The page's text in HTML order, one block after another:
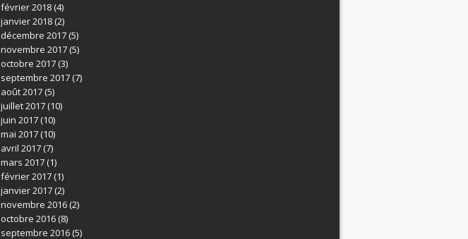
février 2018(4)
janvier 2018(2)
décembre 2017(5)
novembre 2017(5)
octobre 2017(3)
septembre 2017(7)
août 2017(5)
juillet 2017(10)
juin 2017(10)
mai 2017(10)
avril 2017(7)
mars 2017(1)
février 2017(1)
janvier 2017(2)
novembre 2016(2)
octobre 2016(8)
septembre 2016(5)